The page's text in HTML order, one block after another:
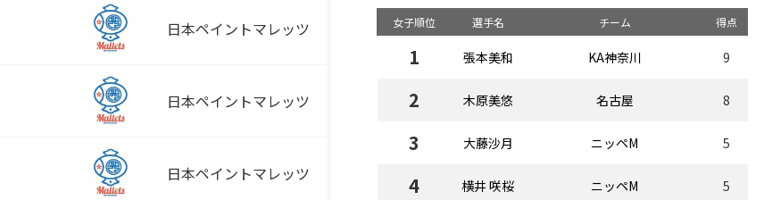
日本ペイントマレッツ
日本ペイントマレッツ
日本ペイントマレッツ
女子順位 選手名 チーム 得点
1 張本美和 KA神奈川 9
2 木原美悠 名古屋 8
3 大藤沙月 ニッペM 5
4 横井 咲桜 ニッペM 5